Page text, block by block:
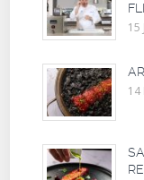
15
14